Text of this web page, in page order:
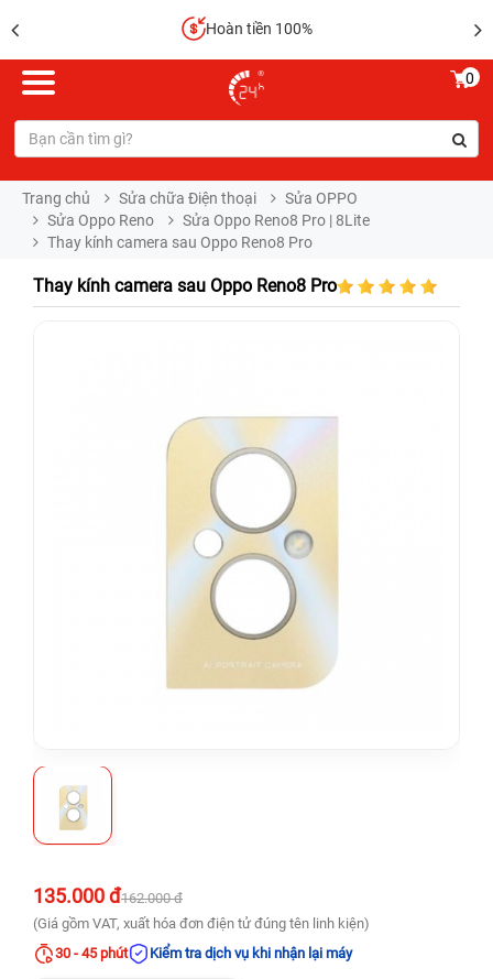
Hoàn tiền 100%
0
Trang chủ Sửa chữa Điện thoại
Sửa OPPO
Sửa Oppo Reno
Sửa Oppo Reno8 Pro | 8Lite
Thay kính camera sau Oppo Reno8 Pro
Thay kính camera sau Oppo Reno8 Pro
135.000 đ162.000 đ
(Giá gồm VAT, xuất hóa đơn điện tử đúng tên linh kiện)
30 - 45 phút
Kiểm tra dịch vụ khi nhận lại máy